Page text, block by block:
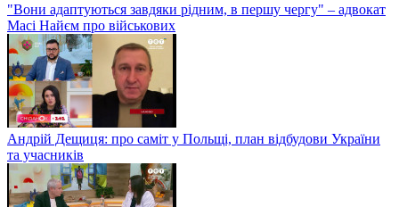
"Вони адаптуються завдяки рідним, в першу чергу" – адвокат
Масі Найєм про військових
Андрій Дещиця: про саміт у Польщі, план відбудови України
та учасників